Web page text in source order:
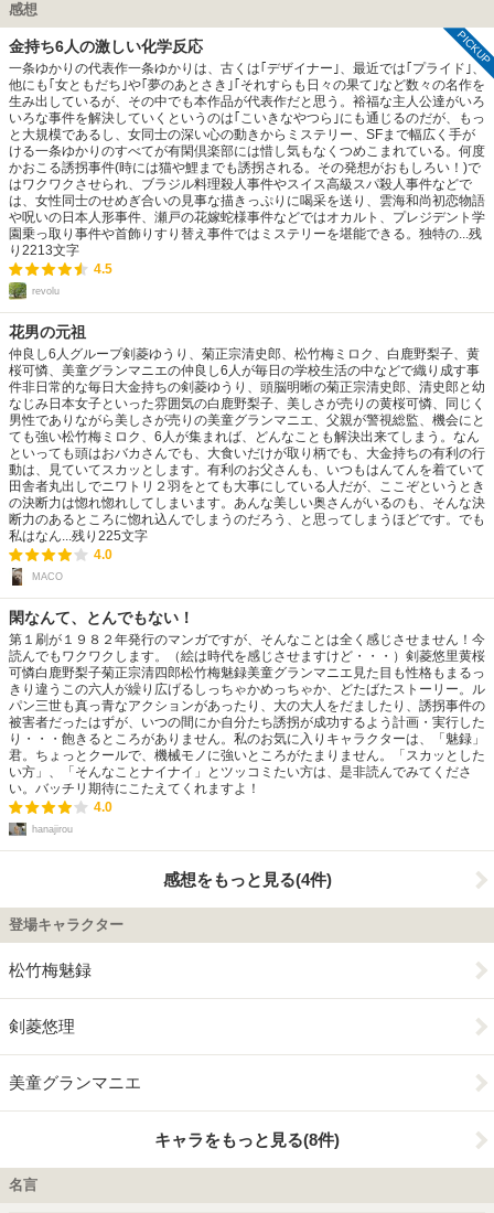
感想
金持ち6人の激しい化学反応
一条ゆかりの代表作一条ゆかりは、古くは｢デザイナー｣、最近では｢プライド｣、
他にも｢女ともだち｣や｢夢のあとさき｣｢それすらも日々の果て｣など数々の名作を
生み出しているが、その中でも本作品が代表作だと思う。裕福な主人公達がいろ
いろな事件を解決していくというのは｢こいきなやつら｣にも通じるのだが、もっ
と大規模であるし、女同士の深い心の動きからミステリー、SFまで幅広く手が
ける一条ゆかりのすべてが有閑倶楽部には惜し気もなくつめこまれている。何度
かおこる誘拐事件(時には猫や鯉までも誘拐される。その発想がおもしろい！)で
はワクワクさせられ、ブラジル料理殺人事件やスイス高級スパ殺人事件などで
は、女性同士のせめぎ合いの見事な描きっぷりに喝采を送り、雲海和尚初恋物語
や呪いの日本人形事件、瀬戸の花嫁蛇様事件などではオカルト、プレジデント学
園乗っ取り事件や首飾りすり替え事件ではミステリーを堪能できる。独特の...残
り 2213文字
4.5
revolu
PICKUP
花男の元祖
仲良し6人グループ剣菱ゆうり、菊正宗清史郎、松竹梅ミロク、白鹿野梨子、黄
桜可憐、美童グランマニエの仲良し6人が毎日の学校生活の中などで織り成す事
件非日常的な毎日大金持ちの剣菱ゆうり、頭脳明晰の菊正宗清史郎、清史郎と幼
なじみ日本女子といった雰囲気の白鹿野梨子、美しさが売りの黄桜可憐、同じく
男性でありながら美しさが売りの美童グランマニエ、父親が警視総監、機会にと
ても強い松竹梅ミロク、6人が集まれば、どんなことも解決出来てしまう。なん
といっても頭はおバカさんでも、大食いだけが取り柄でも、大金持ちの有利の行
動は、見ていてスカッとします。有利のお父さんも、いつもはんてんを着ていて
田舎者丸出しでニワトリ２羽をとても大事にしている人だが、ここぞというとき
の決断力は惚れ惚れしてしまいます。あんな美しい奥さんがいるのも、そんな決
断力のあるところに惚れ込んでしまうのだろう、と思ってしまうほどです。でも
私はなん...残り 225文字
4.0
MACO
閑なんて、とんでもない！
第１刷が１９８２年発行のマンガですが、そんなことは全く感じさせません！今
読んでもワクワクします。（絵は時代を感じさせますけど・・・）剣菱悠里黄桜
可憐白鹿野梨子菊正宗清四郎松竹梅魅録美童グランマニエ見た目も性格もまるっ
きり違うこの六人が繰り広げるしっちゃかめっちゃか、どたばたストーリー。ル
パン三世も真っ青なアクションがあったり、大の大人をだましたり、誘拐事件の
被害者だったはずが、いつの間にか自分たち誘拐が成功するよう計画・実行した
り・・・飽きるところがありません。私のお気に入りキャラクターは、「魅録」
君。ちょっとクールで、機械モノに強いところがたまりません。「スカッとした
い方」、「そんなことナイナイ」とツッコミたい方は、是非読んでみてくださ
い。バッチリ期待にこたえてくれますよ！
4.0
hanajirou
感想をもっと見る(4件)
登場キャラクター
松竹梅魅録
剣菱悠理
美童グランマニエ
キャラをもっと見る(8件)
名言